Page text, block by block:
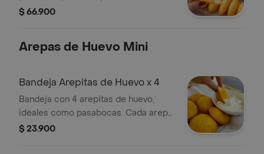
reuniones o eventos.
$ 66.900
Arepas de Huevo Mini
Bandeja Arepitas de Huevo x 4
Bandeja con 4 arepitas de huevo,
ideales como pasabocas. Cada arepa
tiene un diámetro de 7 a 8 cm.
$ 23.900